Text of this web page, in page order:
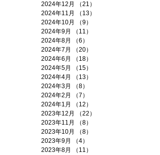
2024年12月
（21）
2024年11月
（13）
2024年10月
（9）
2024年9月
（11）
2024年8月
（6）
2024年7月
（20）
2024年6月
（18）
2024年5月
（15）
2024年4月
（13）
2024年3月
（8）
2024年2月
（7）
2024年1月
（12）
2023年12月
（22）
2023年11月
（8）
2023年10月
（8）
2023年9月
（4）
2023年8月
（11）